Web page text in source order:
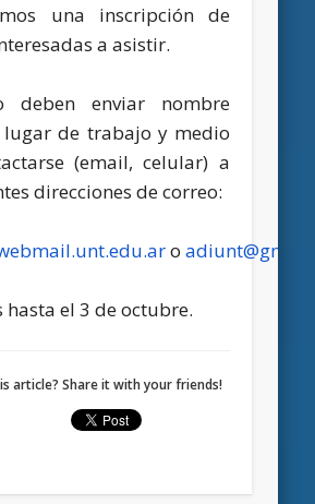
una inscripción de
a asistir.
deben enviar nombre
lugar de trabajo y medio
(email, celular) a
direcciones de correo:
o
hasta el 3 de octubre.
article? Share it with your friends!